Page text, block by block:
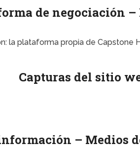
de negociación –
la plataforma propia de Capstone
Capturas del sitio
– Medios